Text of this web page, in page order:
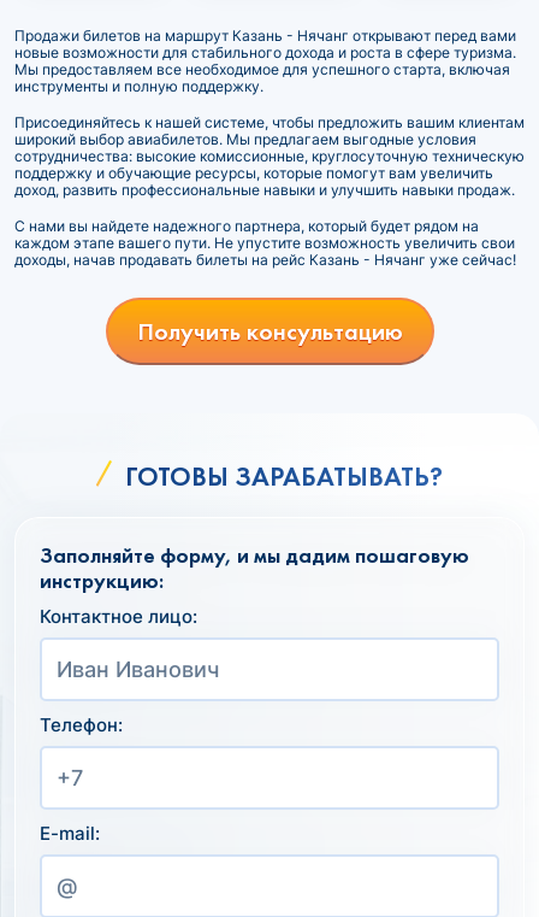
Продажи билетов на маршрут Казань - Нячанг открывают перед вами
новые возможности для стабильного дохода и роста в сфере туризма.
Мы предоставляем все необходимое для успешного старта, включая
инструменты и полную поддержку.
Присоединяйтесь к нашей системе, чтобы предложить вашим клиентам
широкий выбор авиабилетов. Мы предлагаем выгодные условия
сотрудничества: высокие комиссионные, круглосуточную техническую
поддержку и обучающие ресурсы, которые помогут вам увеличить
доход, развить профессиональные навыки и улучшить навыки продаж.
С нами вы найдете надежного партнера, который будет рядом на
каждом этапе вашего пути. Не упустите возможность увеличить свои
доходы, начав продавать билеты на рейс Казань - Нячанг уже сейчас!
Получить консультацию
ГОТОВЫ ЗАРАБАТЫВАТЬ?
Заполняйте форму, и мы дадим пошаговую
инструкцию:
Контактное лицо:
Телефон:
E-mail: